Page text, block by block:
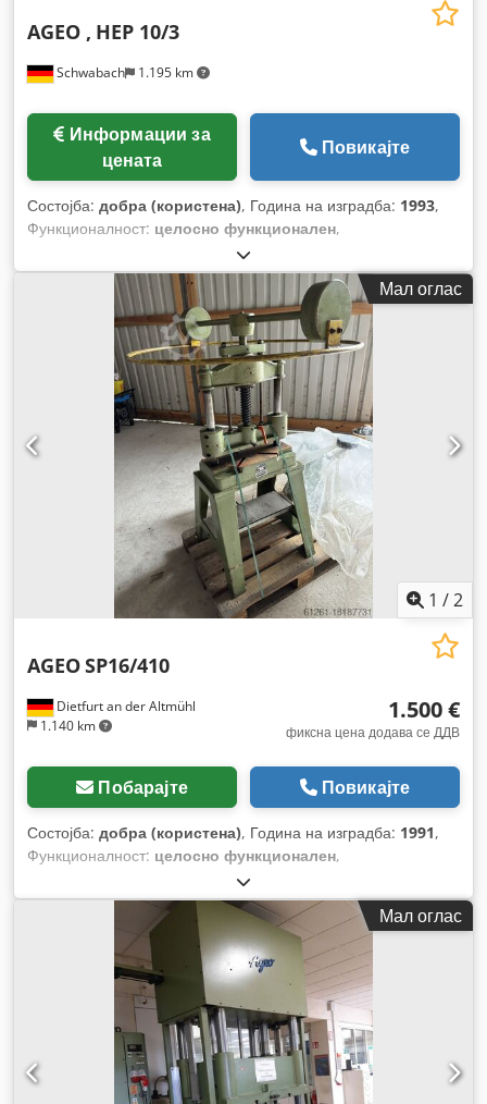
Schwabach 1.195 km
AGEO , HEP 10/3
цената
Повикајте
Состојба: добра (користена), Година на изградба: 1993,
Функционалност: целосно функционален,
Мал оглас
1 /2
Dietfurt an der Altmühl
1.140 km
AGEOSP16/410
1.500 €
фиксна цена додава се ДДВ
Побарајте Повикајте
Состојба: добра (користена), Година на изградба: 1991,
Функционалност: целосно функционален,
Мал оглас